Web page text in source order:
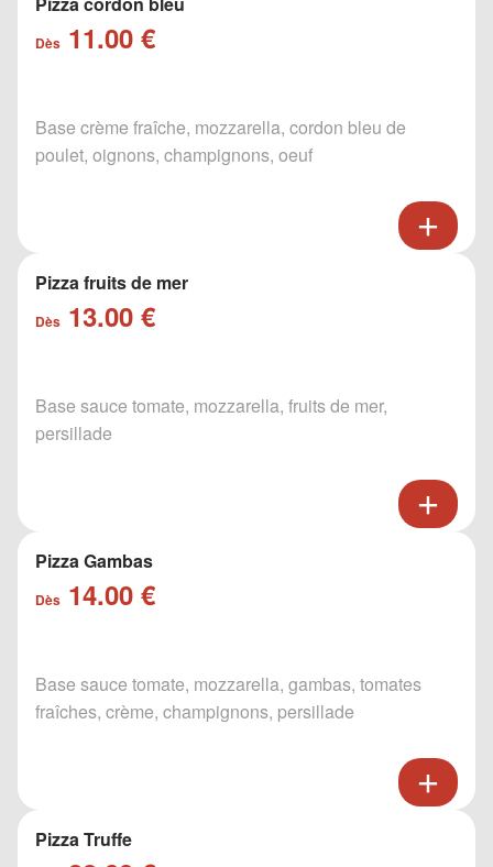
Dès 11.00 €
Base crème fraîche, mozzarella, cordon bleu de
poulet, oignons, champignons, oeuf
Pizza fruits de mer
Dès 13.00 €
Base sauce tomate, mozzarella, fruits de mer,
persillade
Pizza Gambas
Dès 14.00 €
Base sauce tomate, mozzarella, gambas, tomates
fraîches, crème, champignons, persillade
Pizza Truffe